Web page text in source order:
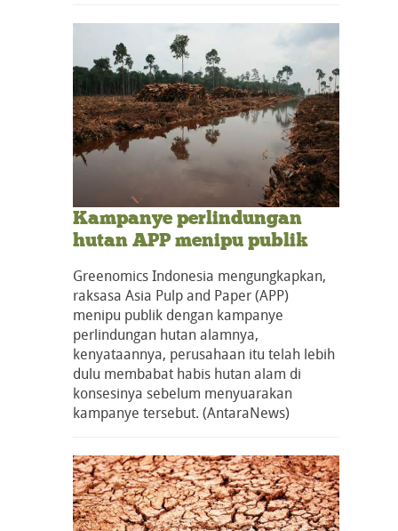
Kampanye perlindungan
hutan APP menipu publik
Greenomics Indonesia mengungkapkan,
raksasa Asia Pulp and Paper (APP)
menipu publik dengan kampanye
perlindungan hutan alamnya,
kenyataannya, perusahaan itu telah lebih
dulu membabat habis hutan alam di
konsesinya sebelum menyuarakan
kampanye tersebut. (AntaraNews)